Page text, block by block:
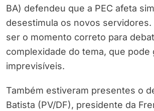
BA) defendeu que a PEC afeta
desestimula os novos servidores.
ser o momento correto para
complexidade do tema, que pode
imprevisíveis.
Também estiveram presentes o
Batista (PV/DF), presidente da